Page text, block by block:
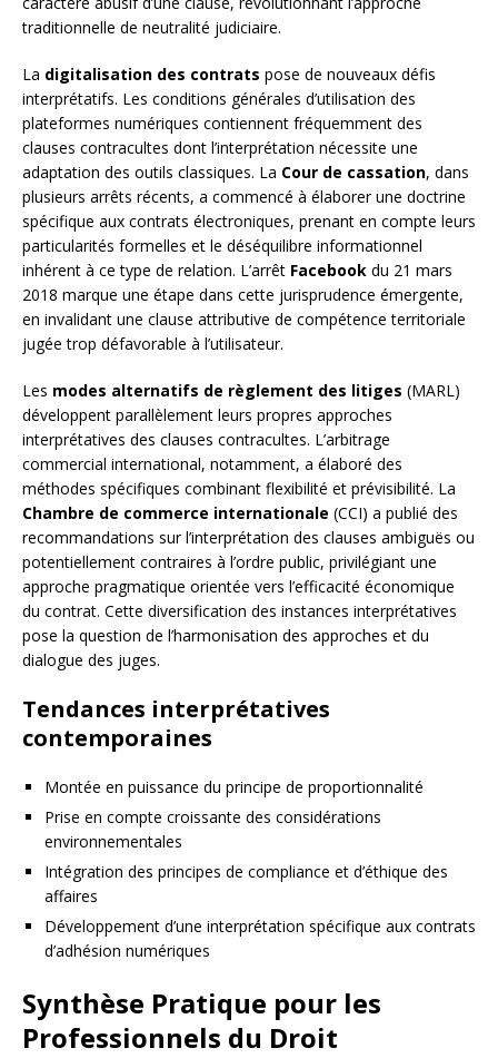
traditionnelle de neutralité judiciaire.
La digitalisation des contrats pose de nouveaux défis
interprétatifs. Les conditions générales d’utilisation des
plateformes numériques contiennent fréquemment des
clauses contracultes dont l’interprétation nécessite une
adaptation des outils classiques. La Cour de cassation, dans
plusieurs arrêts récents, a commencé à élaborer une doctrine
spécifique aux contrats électroniques, prenant en compte leurs
particularités formelles et le déséquilibre informationnel
inhérent à ce type de relation. L’arrêt Facebook du 21 mars
2018 marque une étape dans cette jurisprudence émergente,
en invalidant une clause attributive de compétence territoriale
jugée trop défavorable à l’utilisateur.
Les modes alternatifs de règlement des litiges (MARL)
développent parallèlement leurs propres approches
interprétatives des clauses contracultes. L’arbitrage
commercial international, notamment, a élaboré des
méthodes spécifiques combinant flexibilité et prévisibilité. La
Chambre de commerce internationale (CCI) a publié des
recommandations sur l’interprétation des clauses ambiguës ou
potentiellement contraires à l’ordre public, privilégiant une
approche pragmatique orientée vers l’efficacité économique
du contrat. Cette diversification des instances interprétatives
pose la question de l’harmonisation des approches et du
dialogue des juges.
Tendances interprétatives
contemporaines
Montée en puissance du principe de proportionnalité
Prise en compte croissante des considérations
environnementales
Intégration des principes de compliance et d’éthique des
affaires
Développement d’une interprétation spécifique aux contrats
d’adhésion numériques
Synthèse Pratique pour les
Professionnels du Droit